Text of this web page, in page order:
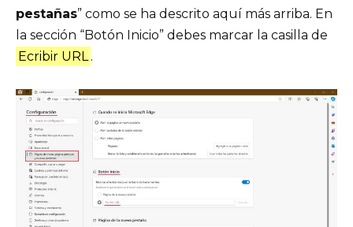
pestañas” como se ha descrito aquí más arriba. En
la sección “Botón Inicio” debes marcar la casilla de
Ecribir URL .